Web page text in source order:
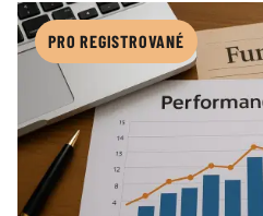
indexová ETF Vanguard s
rozvíjející se akciové trhy a
korporátních dluhopisů.
profilovými ETF řady
sledují neutrální zastoupení
a 20 %, zapadá do strategie
dynamickému profilu dobře
investorům, jimž zbývá
PRO REGISTROVANÉ